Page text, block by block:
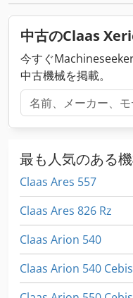
中古のClaas
今すぐ
中古機械を掲載。
最も人気のある
Claas Ares 557
Claas Ares 826 Rz
Claas Arion 540
Claas Arion 540 Cebis